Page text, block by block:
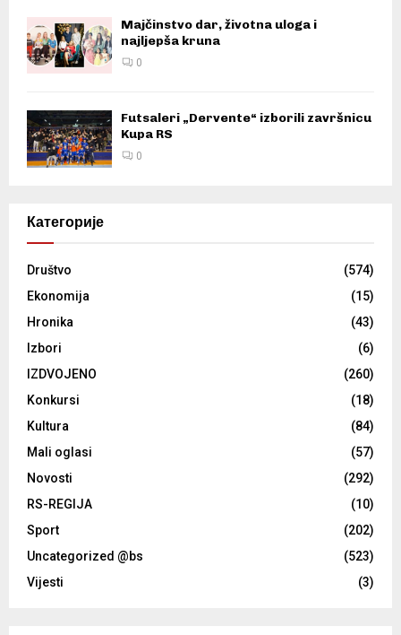
Majčinstvo dar, životna uloga i
najljepša kruna
0
Futsaleri „Dervente“ izborili završnicu
Kupa RS
0
Категорије
Društvo
(574)
Ekonomija
(15)
Hronika
(43)
Izbori
(6)
IZDVOJENO
(260)
Konkursi
(18)
Kultura
(84)
Mali oglasi
(57)
Novosti
(292)
RS-REGIJA
(10)
Sport
(202)
Uncategorized @bs
(523)
Vijesti
(3)